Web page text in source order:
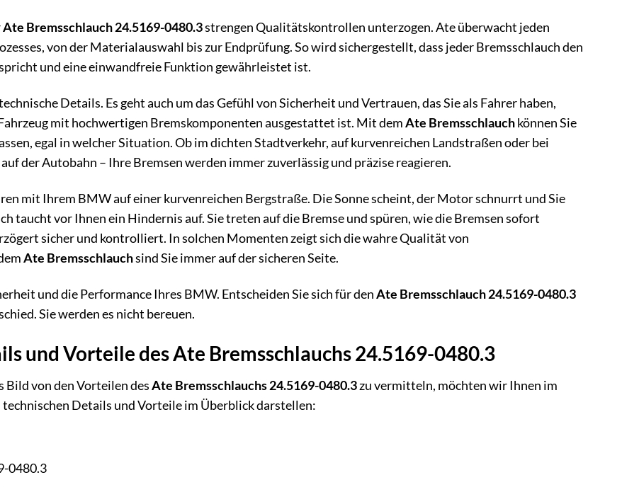
Ate Bremsschlauch 24.5169-0480.3strengen Qualitätskontrollen unterzogen. Ate überwacht jeden
von der Materialauswahl bis zur Endprüfung. So wird sichergestellt, dass jeder Bremsschlauch den
und eine einwandfreie Funktion gewährleistet ist.
Details. Es geht auch um das Gefühl von Sicherheit und Vertrauen, das Sie als Fahrer haben,
mit hochwertigen Bremskomponenten ausgestattet ist. Mit demAte Bremsschlauchkönnen Sie
egal in welcher Situation. Ob im dichten Stadtverkehr, auf kurvenreichen Landstraßen oder bei
der Autobahn – Ihre Bremsen werden immer zuverlässig und präzise reagieren.
mit Ihrem BMW auf einer kurvenreichen Bergstraße. Die Sonne scheint, der Motor schnurrt und Sie
taucht vor Ihnen ein Hindernis auf. Sie treten auf die Bremse und spüren, wie die Bremsen sofort
sicher und kontrolliert. In solchen Momenten zeigt sich die wahre Qualität von
Ate Bremsschlauchsind Sie immer auf der sicheren Seite.
und die Performance Ihres BMW. Entscheiden Sie sich für denAte Bremsschlauch 24.5169-0480.3
Sie werden es nicht bereuen.
und Vorteile des Ate Bremsschlauchs 24.5169-0480.3
Bild von den Vorteilen desAte Bremsschlauchs 24.5169-0480.3zu vermitteln, möchten wir Ihnen im
Details und Vorteile im Überblick darstellen:
0480.3